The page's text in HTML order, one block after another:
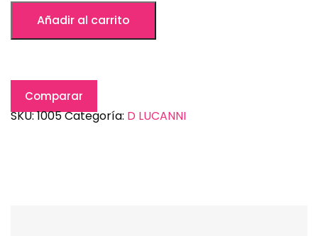
Añadir al carrito
Comparar
SKU:1005Categoría: D LUCANNI